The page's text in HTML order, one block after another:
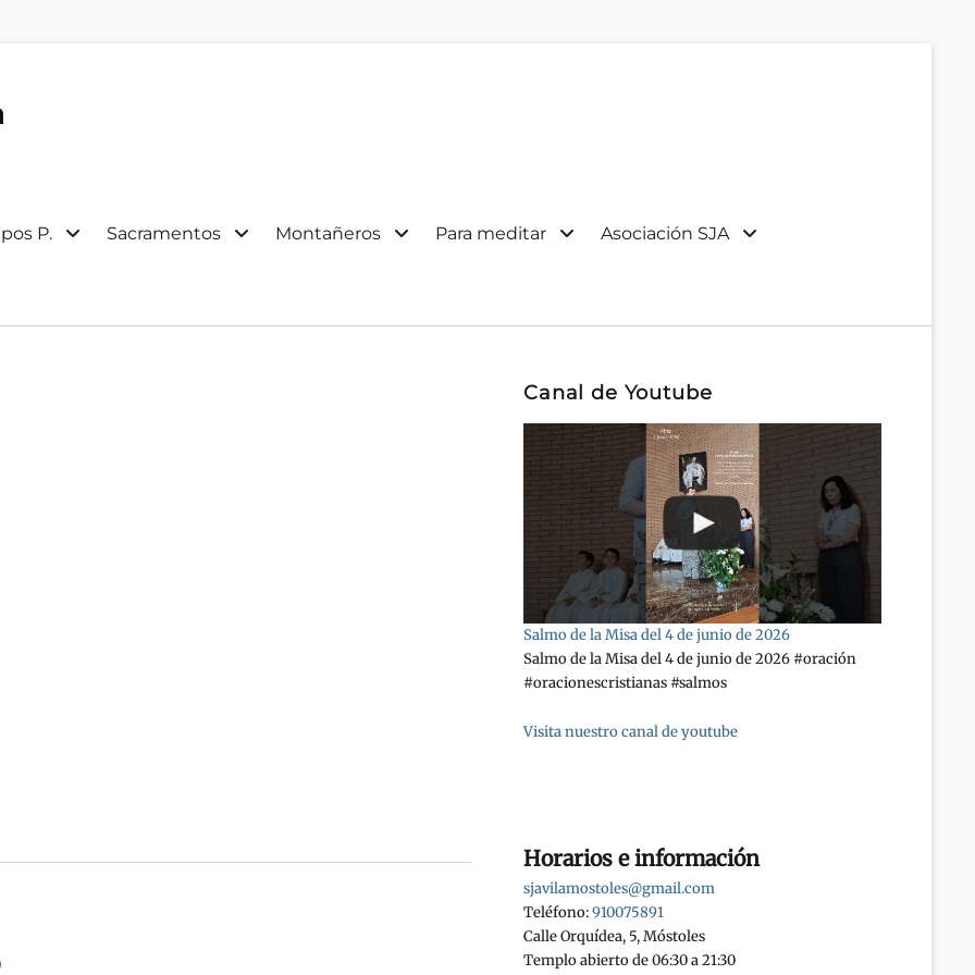
P. Sacramentos Montañeros Para meditar Asociación SJA
Canal de Youtube
Salmo de la Misa del 4 de junio de 2026
Salmo de la Misa del 4 de junio de 2026 #oración
#oracionescristianas #salmos
Visita nuestro canal de youtube
Horarios e información
sjavilamostoles@gmail.com
Teléfono:910075891
Calle Orquídea, 5, Móstoles
Templo abierto de 06:30 a 21:30